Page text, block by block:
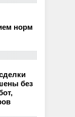
норм
без